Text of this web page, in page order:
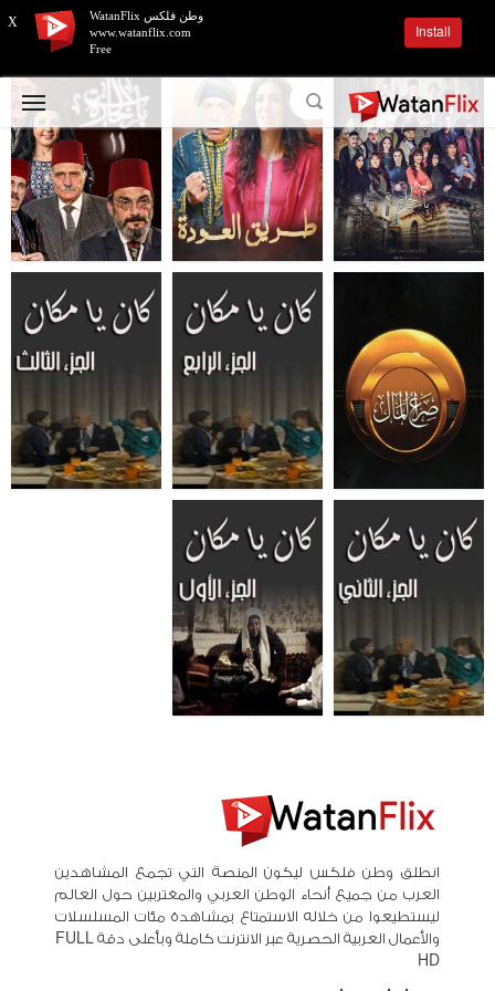
X
وطن فلكس WatanFlix
www.watanflix.com
Free
Install
انطلق وطن فلكس ليكون المنصة التي تجمع المشاهدين
العرب من جميع أنحاء الوطن العربي والمغتربين حول العالم
ليستطيعوا من خلاله الاستمتاع بمشاهدة مئات المسلسلات
والأعمال العربية الحصرية عبر الانترنت كاملة وبأعلى دقة FULL
HD